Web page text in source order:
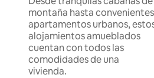
montaña hasta convenientes
apartamentos urbanos,
alojamientos amueblados
cuentan con todos las
comodidades de una
vivienda.